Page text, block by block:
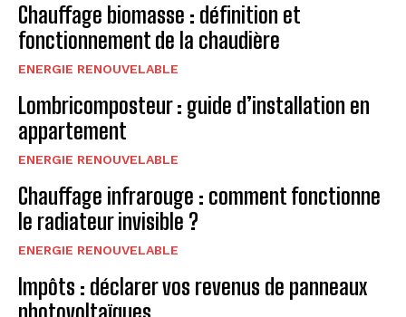
Chauffage biomasse : définition et
fonctionnement de la chaudière
ENERGIE RENOUVELABLE
Lombricomposteur : guide d’installation en
appartement
ENERGIE RENOUVELABLE
Chauffage infrarouge : comment fonctionne
le radiateur invisible ?
ENERGIE RENOUVELABLE
Impôts : déclarer vos revenus de panneaux